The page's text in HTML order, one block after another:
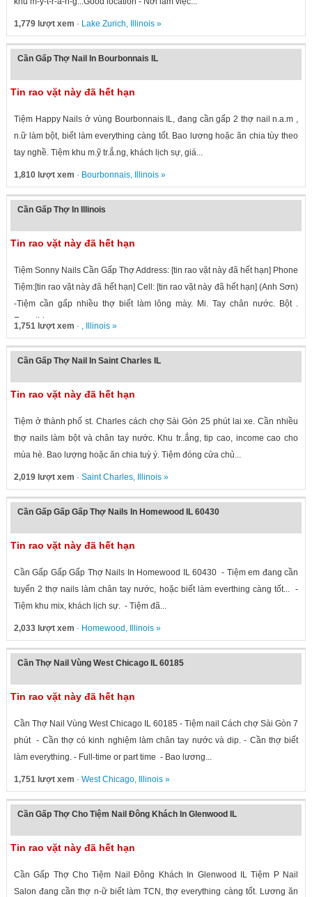
1,779 lượt xem · Lake Zurich, Illinois»
Cần Gấp Thợ Nail In Bourbonnais IL
Tin rao vặt này đã hết hạn
Tiệm Happy Nails ở vùng Bourbonnais IL, đang cần gấp 2 thợ nail n.a.m ,
n.ữ làm bột, biết làm everything càng tốt. Bao lương hoặc ăn chia tùy theo
tay nghề. Tiệm khu m.ỹ tr.ắ.ng, khách lịch sự, giá...
1,810 lượt xem · Bourbonnais, Illinois»
Cần Gấp Thợ In Illinois
Tin rao vặt này đã hết hạn
Tiệm Sonny Nails Cần Gấp Thợ Address: [tin rao vặt này đã hết hạn] Phone
Tiệm:[tin rao vặt này đã hết hạn] Cell: [tin rao vặt này đã hết hạn] (Anh Sơn)
-Tiệm cần gấp nhiều thợ biết làm lông mày. Mi. Tay chân nước. Bột .
Everything...
1,751 lượt xem · , Illinois»
Cần Gấp Thợ Nail In Saint Charles IL
Tin rao vặt này đã hết hạn
Tiệm ở thành phố st. Charles cách chợ Sài Gòn 25 phút lai xe. Cần nhiều
thợ nails làm bột và chân tay nước. Khu tr..ắng, tip cao, income cao cho
mùa hè. Bao lượng hoặc ăn chia tuỳ ý. Tiệm đóng cửa chủ...
2,019 lượt xem · Saint Charles, Illinois»
Cần Gấp Gấp Gấp Thợ Nails In Homewood IL 60430
Tin rao vặt này đã hết hạn
Cần Gấp Gấp Gấp Thợ Nails In Homewood IL 60430 - Tiệm em đang cần
tuyển 2 thợ nails làm chân tay nước, hoặc biết làm everthing càng tốt... -
Tiệm khu mix, khách lịch sự. - Tiệm đã...
2,033 lượt xem · Homewood , Illinois»
Cần Thợ Nail Vùng West Chicago IL 60185
Tin rao vặt này đã hết hạn
Cần Thợ Nail Vùng West Chicago IL 60185 - Tiệm nail Cách chợ Sài Gòn 7
phút - Cần thợ có kinh nghiệm làm chân tay nước và dip. - Cần thợ biết
làm everything. - Full-time or part time - Bao lương...
1,751 lượt xem · West Chicago, Illinois»
Cần Gấp Thợ Cho Tiệm Nail Đông Khách In Glenwood IL
Tin rao vặt này đã hết hạn
Cần Gấp Thợ Cho Tiệm Nail Đông Khách In Glenwood IL Tiệm P Nail
Salon đang cần thợ n-ữ biết làm TCN, thợ everything càng tốt. Lương ăn